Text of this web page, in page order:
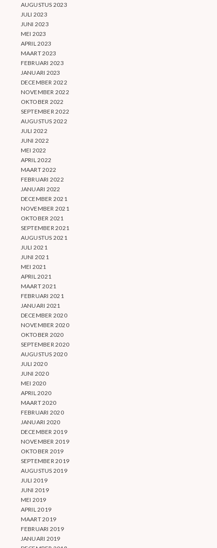
AUGUSTUS 2023
JULI 2023
JUNI 2023
MEI 2023
APRIL 2023
MAART 2023
FEBRUARI 2023
JANUARI 2023
DECEMBER 2022
NOVEMBER 2022
OKTOBER 2022
SEPTEMBER 2022
AUGUSTUS 2022
JULI 2022
JUNI 2022
MEI 2022
APRIL 2022
MAART 2022
FEBRUARI 2022
JANUARI 2022
DECEMBER 2021
NOVEMBER 2021
OKTOBER 2021
SEPTEMBER 2021
AUGUSTUS 2021
JULI 2021
JUNI 2021
MEI 2021
APRIL 2021
MAART 2021
FEBRUARI 2021
JANUARI 2021
DECEMBER 2020
NOVEMBER 2020
OKTOBER 2020
SEPTEMBER 2020
AUGUSTUS 2020
JULI 2020
JUNI 2020
MEI 2020
APRIL 2020
MAART 2020
FEBRUARI 2020
JANUARI 2020
DECEMBER 2019
NOVEMBER 2019
OKTOBER 2019
SEPTEMBER 2019
AUGUSTUS 2019
JULI 2019
JUNI 2019
MEI 2019
APRIL 2019
MAART 2019
FEBRUARI 2019
JANUARI 2019